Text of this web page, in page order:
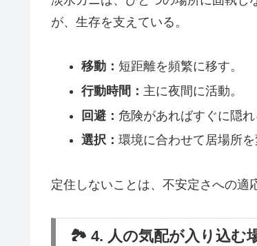
が、生存を支えている。
移動： 短距離を頻繁に移す。
行動時間： 主に夜間に活動。
回避： 危険があればすぐに隠れ
選択： 環境に合わせて居場所を
定住しないことは、不安定さへの適
🏞️ 4. 人の気配が入り込む